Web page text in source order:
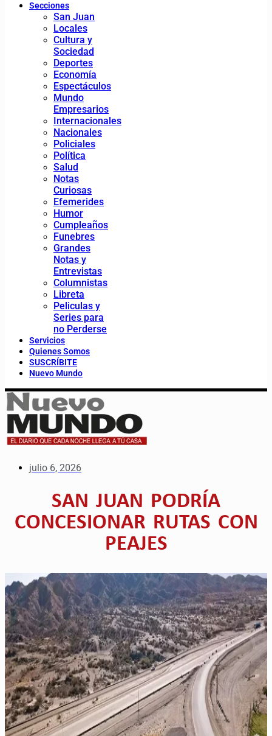
Secciones
San Juan
Locales
Cultura y
Sociedad
Deportes
Economía
Espectáculos
Mundo
Empresarios
Internacionales
Nacionales
Policiales
Política
Salud
Notas
Curiosas
Efemerides
Humor
Cumpleaños
Funebres
Grandes
Notas y
Entrevistas
Columnistas
Libreta
Peliculas y
Series para
no Perderse
Servicios
Quienes Somos
SUSCRÍBITE
Nuevo Mundo
julio 6, 2026
SAN JUAN PODRÍA
CONCESIONAR RUTAS CON
PEAJES